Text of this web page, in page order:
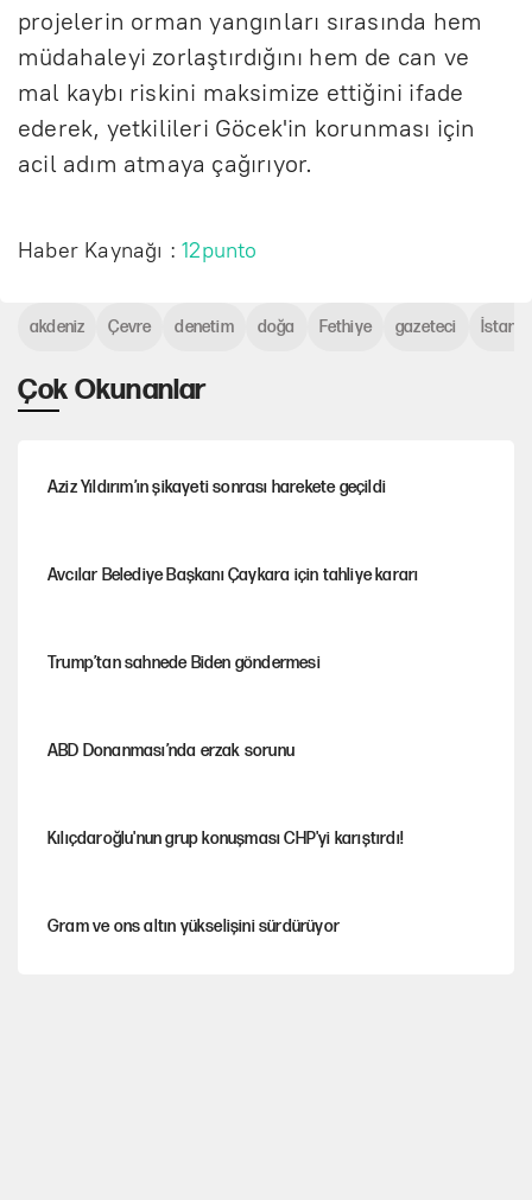
projelerin orman yangınları sırasında hem
müdahaleyi zorlaştırdığını hem de can ve
mal kaybı riskini maksimize ettiğini ifade
ederek, yetkilileri Göcek'in korunması için
acil adım atmaya çağırıyor.
Haber Kaynağı :12punto
Çok Okunanlar
Aziz Yıldırım’ın şikayeti sonrası harekete geçildi
Avcılar Belediye Başkanı Çaykara için tahliye kararı
Trump’tan sahnede Biden göndermesi
ABD Donanması’nda erzak sorunu
Kılıçdaroğlu'nun grup konuşması CHP'yi karıştırdı!
Gram ve ons altın yükselişini sürdürüyor
akdeniz Çevre denetim doğa Fethiye gazeteci